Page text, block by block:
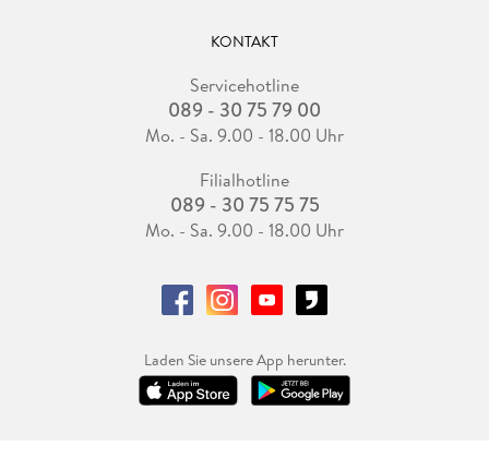
KONTAKT
Servicehotline
089 - 30 75 79 00
Mo. - Sa. 9.00 - 18.00 Uhr
Filialhotline
089 - 30 75 75 75
Mo. - Sa. 9.00 - 18.00 Uhr
Laden Sie unsere App herunter.